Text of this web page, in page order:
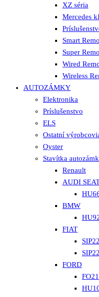
XZ séria
Mercedes
Smart
Super
Wired
Wireless
AUTOZÁMKY
Elektronika
Príslušenstvo
ELS
Ostatní
Oyster
Stavítka
Renault
AUDI
BMW
FIAT
FORD
FO21